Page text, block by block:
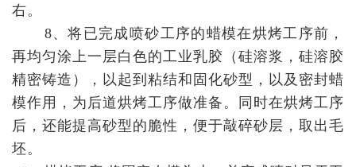
右。
8、将已完成喷砂工序的蜡模在烘烤工序前，
再均匀涂上一层白色的工业乳胶（硅溶浆，硅溶胶
精密铸造），以起到粘结和固化砂型，以及密封蜡
模作用，为后道烘烤工序做准备。同时在烘烤工序
后，还能提高砂型的脆性，便于敲碎砂层，取出毛
坯。